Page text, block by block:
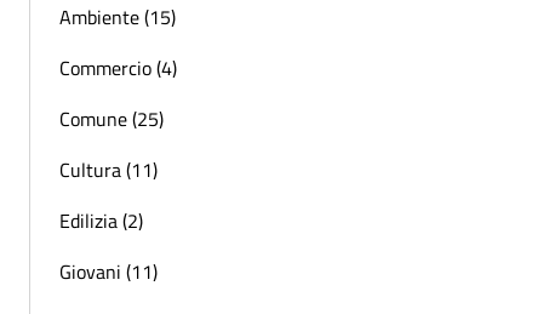
Ambiente (15)
Commercio (4)
Comune (25)
Cultura (11)
Edilizia (2)
Giovani (11)